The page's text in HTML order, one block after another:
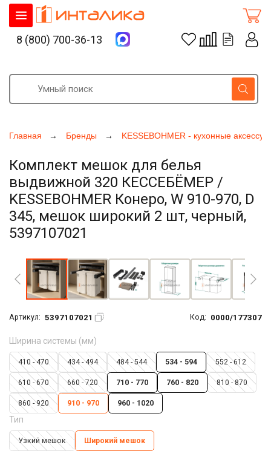
Главная Бренды KESSEBOHMER - кухонные
Комплект мешок для белья
выдвижной 320 КЕССЕБЁМЕР /
KESSEBOHMER Конеро, W 910-970, D
345, мешок широкий 2 шт, черный,
5397107021
Артикул: 5397107021 Код: 0000/177307
Ширина системы (мм)
410 - 470 434 - 494 484 - 544 534 - 594 552 - 612
610 - 670 660 - 720 710 - 770 760 - 820 810 - 870
860 - 920 910 - 970 960 - 1020
Тип
Узкий мешок Широкий мешок
8 (800) 700-36-13